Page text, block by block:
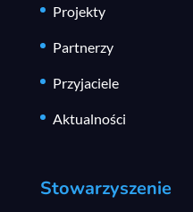
Projekty
Partnerzy
Przyjaciele
Aktualności
Stowarzyszenie